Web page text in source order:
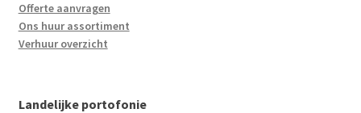
Offerte aanvragen
Ons huur assortiment
Verhuur overzicht
Landelijke portofonie